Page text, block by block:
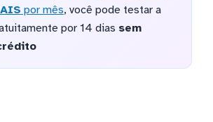
por mês, você pode testar a
por 14 dias sem